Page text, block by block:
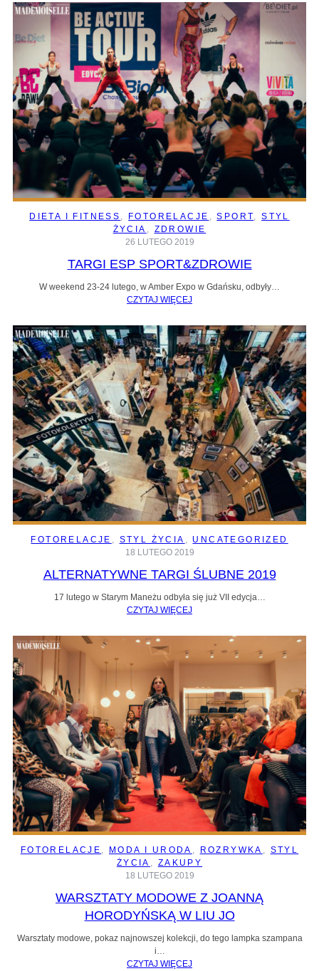
DIETA I FITNESS , FOTORELACJE , SPORT, STYL
ŻYCIA , ZDROWIE
26 LUTEGO 2019
TARGI ESP SPORT&ZDROWIE
W weekend 23-24 lutego, w Amber Expo w Gdańsku, odbyły…
CZYTAJ WIĘCEJ
FOTORELACJE , STYL ŻYCIA , UNCATEGORIZED
18 LUTEGO 2019
ALTERNATYWNE TARGI ŚLUBNE 2019
17 lutego w Starym Maneżu odbyła się już VII edycja…
CZYTAJ WIĘCEJ
FOTORELACJE MODA I URODA ROZRYWKA
STYL
ŻYCIA
ZAKUPY
18 LUTEGO 2019
WARSZTATY MODOWE Z JOANNĄ
HORODYŃSKĄ W LIU JO
Warsztaty modowe, pokaz najnowszej kolekcji, do tego lampka szampana
i…
CZYTAJ WIĘCEJ